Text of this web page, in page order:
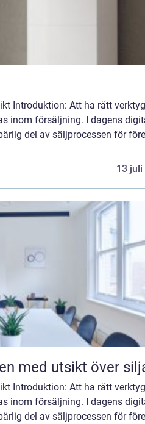
Introduktion: Att ha rätt
inom försäljning. I dagens
del av säljprocessen för
13 juli
tällberg möten med utsikt över
Introduktion: Att ha rätt
inom försäljning. I dagens
del av säljprocessen för